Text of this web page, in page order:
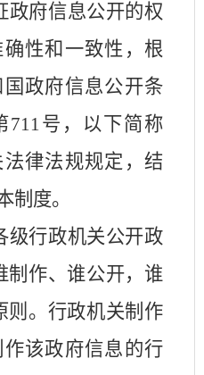
政府信息公开的权
性和一致性，根
政府信息公开条
711号，以下简称
法律法规规定，结
制度。
级行政机关公开政
制作、谁公开，谁
则。行政机关制作
该政府信息的行